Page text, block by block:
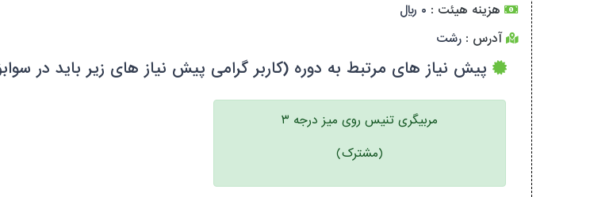
هزینه هیئت : ۰ ریال
آدرس : رشت
پیش نیاز های مرتبط به دوره (کاربر گرامی پیش نیاز های زیر باید در
مربیگری تنیس روی میز درجه ۳
(مشترک)